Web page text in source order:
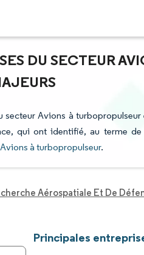
DU SECTEUR
Avions à
qui ont identifié, au terme
à turbopropulseur.
Aérospatiale Et De
Principales